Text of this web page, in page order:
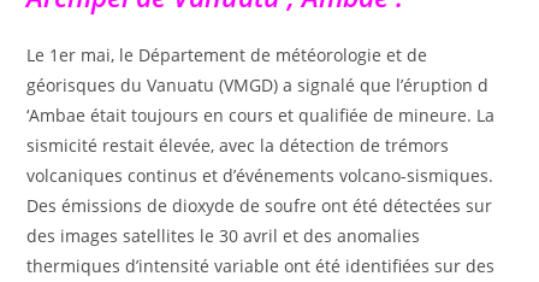
Le 1er mai, le Département de météorologie et de
géorisques du Vanuatu (VMGD) a signalé que l’éruption d
‘Ambae était toujours en cours et qualifiée de mineure. La
sismicité restait élevée, avec la détection de trémors
volcaniques continus et d’événements volcano-sismiques.
Des émissions de dioxyde de soufre ont été détectées sur
des images satellites le 30 avril et des anomalies
thermiques d’intensité variable ont été identifiées sur des